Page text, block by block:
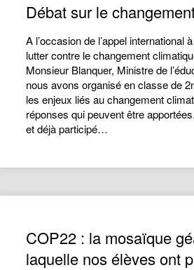
Débat sur le
A l’occasion de l’appel international
lutter contre le changement
Monsieur Blanquer, Ministre de
nous avons organisé en classe de
les enjeux liés au changement
réponses qui peuvent être
et déjà participé…
COP22 : la mosaïque
laquelle nos élèves ont